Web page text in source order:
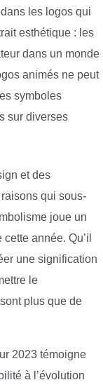
les logos qui
esthétique : les
dans un monde
animés ne peut
symboles
sur diverses
et des
qui sous-
joue un
année. Qu’il
une signification
le
plus que de
2023 témoigne
à l’évolution